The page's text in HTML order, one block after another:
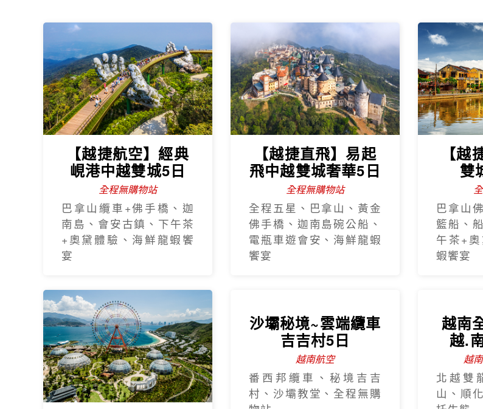
【越捷航空】經典
峴港中越雙城5日
全程無購物站
巴拿山纜車+佛手橋、迦
南島、會安古鎮、下午茶
+奧黛體驗、海鮮龍蝦饗
宴
【越捷直飛】易起
飛中越雙城奢華5日
全程無購物站
全程五星、巴拿山、黃金
佛手橋、迦南島碗公船、
電瓶車遊會安、海鮮龍蝦
饗宴
【
雙
巴拿山
籃船、
午茶+
蝦饗宴